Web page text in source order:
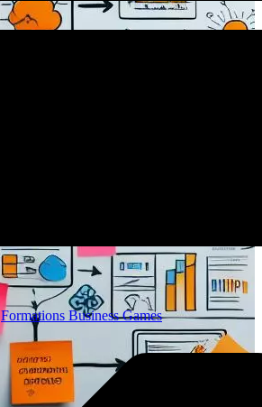
Formations Business Games